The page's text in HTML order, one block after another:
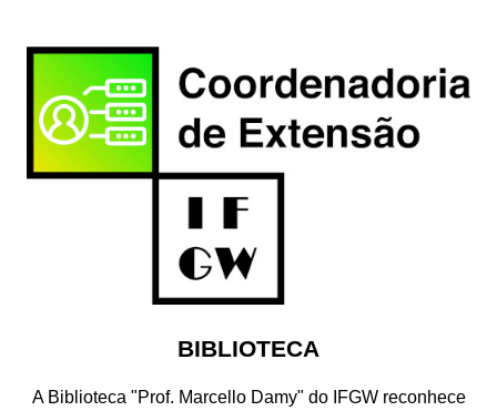
BIBLIOTECA
A Biblioteca "Prof. Marcello Damy" do IFGW reconhece